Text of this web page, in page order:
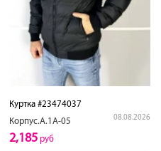
Куртка #23474037
Корпус.А.1А-05
08.08.2026
2,185 руб